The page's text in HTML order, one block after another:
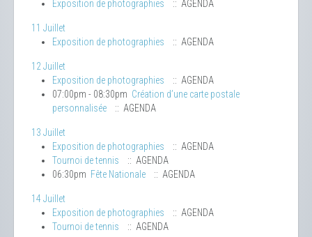
Exposition de photographies
:: AGENDA
11 Juillet
Exposition de photographies
:: AGENDA
12 Juillet
Exposition de photographies
:: AGENDA
07:00pm - 08:30pm Création d’une carte postale
personnalisée
:: AGENDA
13 Juillet
Exposition de photographies
:: AGENDA
Tournoi de tennis
:: AGENDA
06:30pm Fête Nationale :: AGENDA
14 Juillet
Exposition de photographies
:: AGENDA
Tournoi de tennis
:: AGENDA